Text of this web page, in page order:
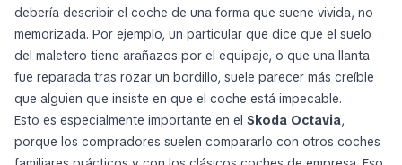
debería describir el coche de una forma que suene vivida, no
memorizada. Por ejemplo, un particular que dice que el suelo
del maletero tiene arañazos por el equipaje, o que una llanta
fue reparada tras rozar un bordillo, suele parecer más creíble
que alguien que insiste en que el coche está impecable.
Esto es especialmente importante en el Skoda Octavia,
porque los compradores suelen compararlo con otros coches